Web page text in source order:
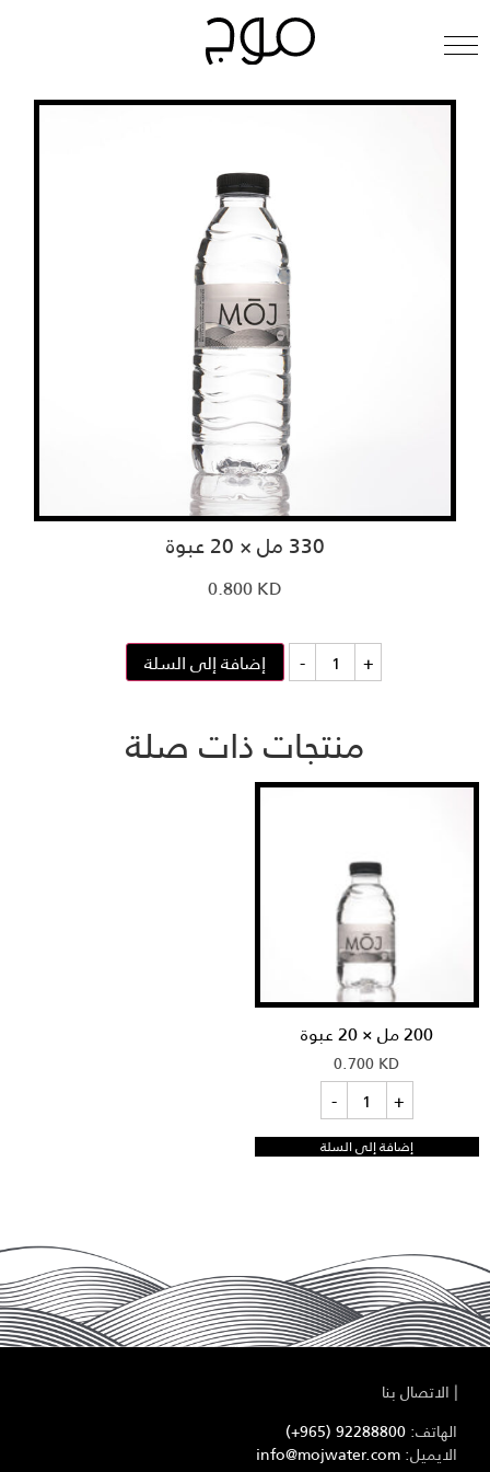
to
content
330 مل × 20 عبوة
0.800KD
- كمية
330
مل
عبوة
+ إضافة إلى السلة
منتجات ذات صلة
200 مل × 20 عبوة
0.700KD
- كمية
200
مل
×
20
+
إضافة إلى السلة
| الاتصال بنا
الهاتف:92288800 (965+)
الايميل:info@mojwater.com